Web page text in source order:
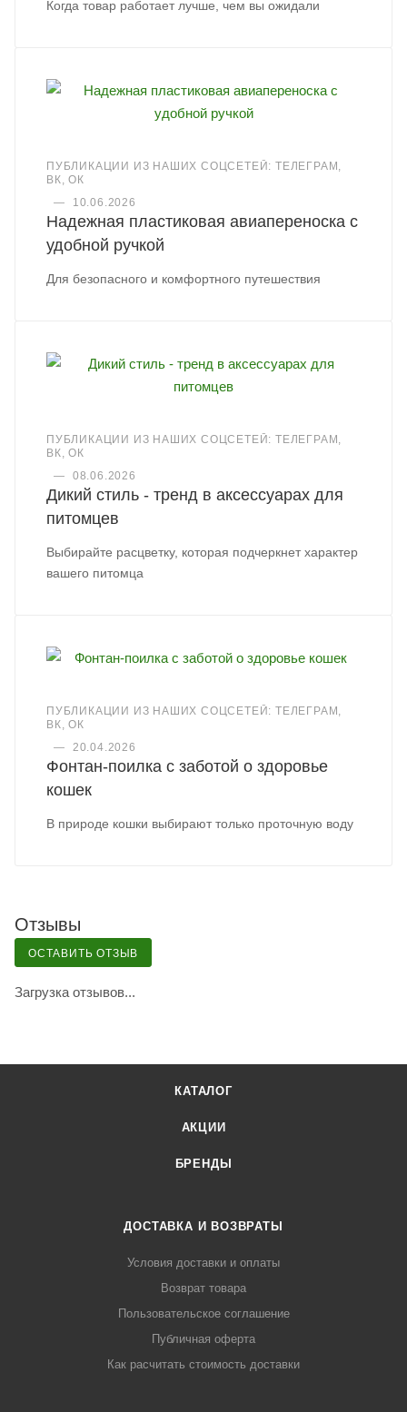
Когда товар работает лучше, чем вы ожидали
ПУБЛИКАЦИИ ИЗ НАШИХ СОЦСЕТЕЙ: ТЕЛЕГРАМ,
ВК, ОК
—
10.06.2026
Надежная пластиковая авиапереноска с
удобной ручкой
Для безопасного и комфортного путешествия
ПУБЛИКАЦИИ ИЗ НАШИХ СОЦСЕТЕЙ: ТЕЛЕГРАМ,
ВК, ОК
—
08.06.2026
Дикий стиль - тренд в аксессуарах для
питомцев
Выбирайте расцветку, которая подчеркнет характер
вашего питомца
ПУБЛИКАЦИИ ИЗ НАШИХ СОЦСЕТЕЙ: ТЕЛЕГРАМ,
ВК, ОК
—
20.04.2026
Фонтан-поилка с заботой о здоровье
кошек
В природе кошки выбирают только проточную воду
Отзывы
ОСТАВИТЬ ОТЗЫВ
Загрузка отзывов...
КАТАЛОГ
АКЦИИ
БРЕНДЫ
ДОСТАВКА И ВОЗВРАТЫ
Условия доставки и оплаты
Возврат товара
Пользовательское соглашение
Публичная оферта
Как расчитать стоимость доставки